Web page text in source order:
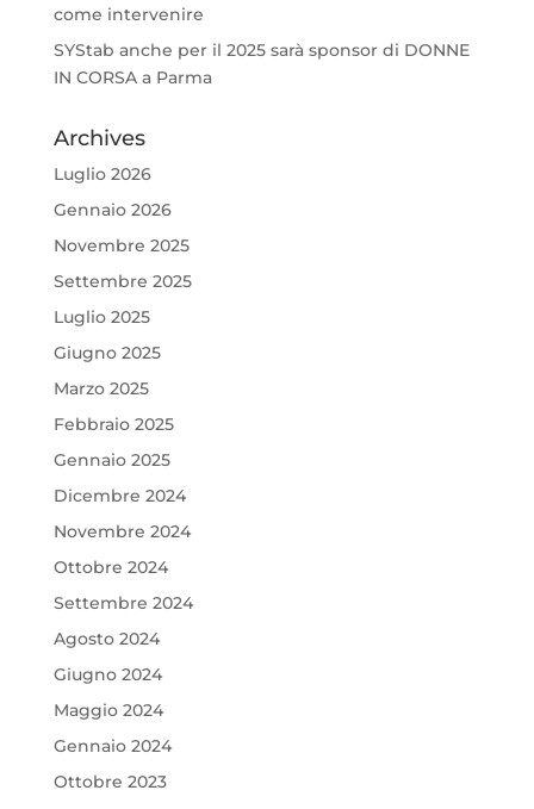
come intervenire
SYStab anche per il 2025 sarà sponsor di DONNE
IN CORSA a Parma
Archives
Luglio 2026
Gennaio 2026
Novembre 2025
Settembre 2025
Luglio 2025
Giugno 2025
Marzo 2025
Febbraio 2025
Gennaio 2025
Dicembre 2024
Novembre 2024
Ottobre 2024
Settembre 2024
Agosto 2024
Giugno 2024
Maggio 2024
Gennaio 2024
Ottobre 2023